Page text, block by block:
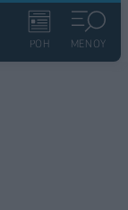
ΡΟΗ ΜΕΝΟΥ